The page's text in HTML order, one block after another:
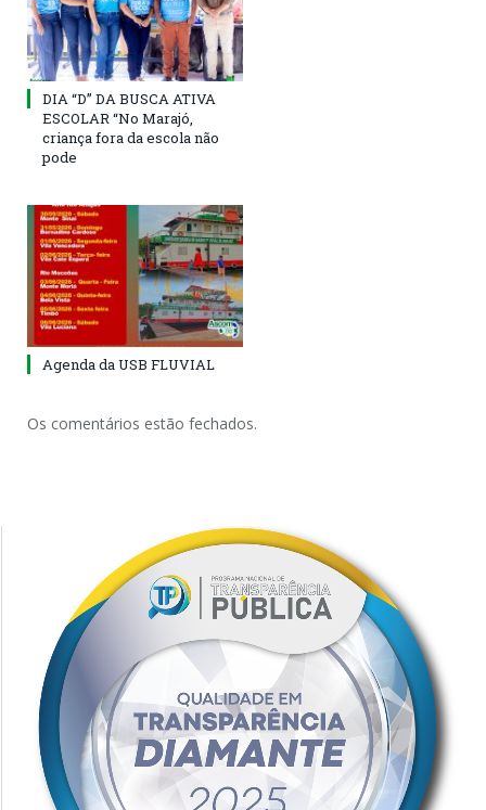
DIA “D” DA BUSCA ATIVA
ESCOLAR “No Marajó,
criança fora da escola não
pode
Agenda da USB FLUVIAL
Os comentários estão fechados.